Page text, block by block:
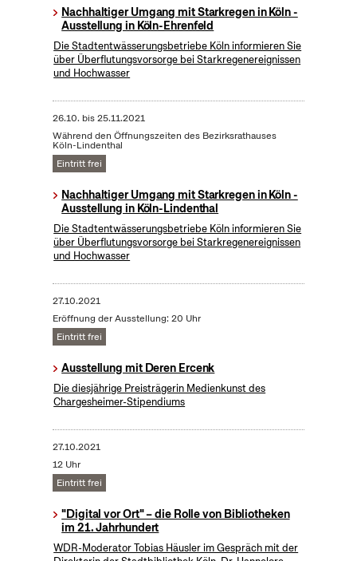
Nachhaltiger Umgang mit Starkregen in Köln -
Ausstellung in Köln-Ehrenfeld
Die Stadtentwässerungsbetriebe Köln informieren Sie
über Überflutungsvorsorge bei Starkregenereignissen
und Hochwasser
26.10. bis25.11.2021
Während den Öffnungszeiten des Bezirksrathauses
Köln-Lindenthal
Eintritt frei
Nachhaltiger Umgang mit Starkregen in Köln -
Ausstellung in Köln-Lindenthal
Die Stadtentwässerungsbetriebe Köln informieren Sie
über Überflutungsvorsorge bei Starkregenereignissen
und Hochwasser
27.10.2021
Eröffnung der Ausstellung: 20 Uhr
Eintritt frei
Ausstellung mit Deren Ercenk
Die diesjährige Preisträgerin Medienkunst des
Chargesheimer-Stipendiums
27.10.2021
12 Uhr
Eintritt frei
"Digital vor Ort" – die Rolle von Bibliotheken
im 21. Jahrhundert
WDR-Moderator Tobias Häusler im Gespräch mit der